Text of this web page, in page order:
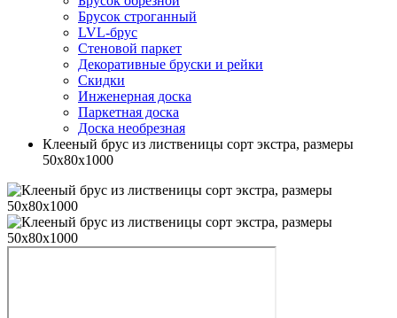
Брусок строганный
LVL-брус
Стеновой паркет
Декоративные бруски и рейки
Скидки
Инженерная доска
Паркетная доска
Доска необрезная
Клееный брус из лиственицы сорт экстра, размеры
50х80х1000